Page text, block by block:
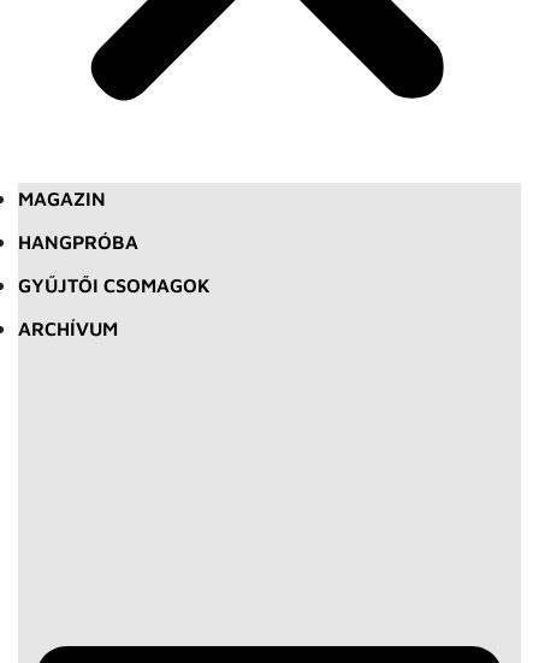
MAGAZIN
HANGPRÓBA
GYŰJTŐI CSOMAGOK
ARCHÍVUM